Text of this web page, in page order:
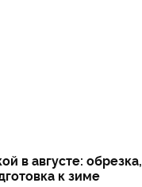
в августе: обрезка,
к зиме